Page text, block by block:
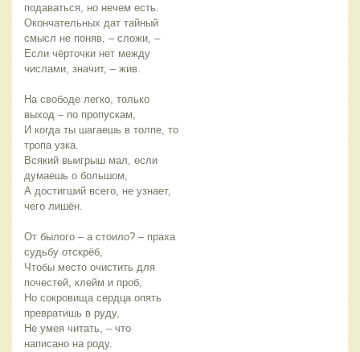
подаваться, но нечем есть.
Окончательных дат тайный
смысл не поняв, – сложи, –
Если чёрточки нет между
числами, значит, – жив.
На свободе легко, только
выход – по пропускам,
И когда ты шагаешь в толпе, то
тропа узка.
Всякий выигрыш мал, если
думаешь о большом,
А достигший всего, не узнает,
чего лишён.
От былого – а стоило? – праха
судьбу отскрёб,
Чтобы место очистить для
почестей, клейм и проб,
Но сокровища сердца опять
превратишь в руду,
Не умея читать, – что
написано на роду.